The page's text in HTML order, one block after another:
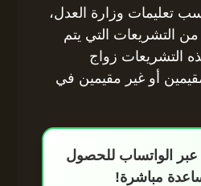
لعام 2025 حسب تعليمات وزارة العدل،
التشريعات التي يتم
التشريعات زواج
أو غير مقيمين في
عبر الواتساب للحصول
مباشرة!